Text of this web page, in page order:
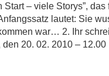
Start – viele Storys”,
lautet: Sie
war… 2. Ihr
20. 02. 2010 –